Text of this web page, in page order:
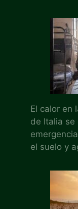
El calor en
de Italia
el suelo y